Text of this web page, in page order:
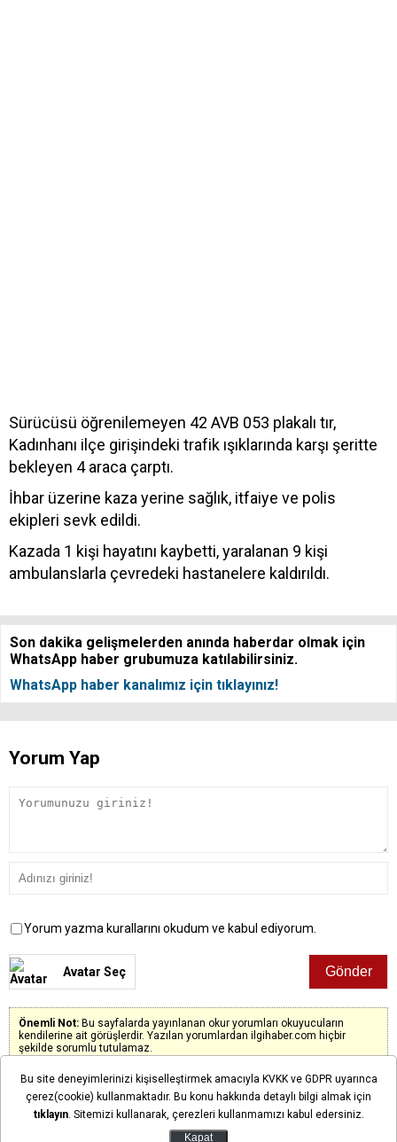
Sürücüsü öğrenilemeyen 42 AVB 053 plakalı tır,
Kadınhanı ilçe girişindeki trafik ışıklarında karşı şeritte
bekleyen 4 araca çarptı.
İhbar üzerine kaza yerine sağlık, itfaiye ve polis
ekipleri sevk edildi.
Kazada 1 kişi hayatını kaybetti, yaralanan 9 kişi
ambulanslarla çevredeki hastanelere kaldırıldı.
Son dakika gelişmelerden anında haberdar olmak için
WhatsApp haber grubumuza katılabilirsiniz.
WhatsApp haber kanalımız için tıklayınız!
Yorum Yap
Yorum yazma kurallarını okudum ve kabul ediyorum.
Avatar Seç
Önemli Not: Bu sayfalarda yayınlanan okur yorumları okuyucuların
kendilerine ait görüşlerdir. Yazılan yorumlardan ilgihaber.com hiçbir
şekilde sorumlu tutulamaz.
Henüz yorum yapılmadı. İlk yorumu siz yapın!
Bu site deneyimlerinizi kişiselleştirmek amacıyla KVKK ve GDPR uyarınca
çerez(cookie) kullanmaktadır. Bu konu hakkında detaylı bilgi almak için
tıklayın. Sitemizi kullanarak, çerezleri kullanmamızı kabul edersiniz.
Kapat